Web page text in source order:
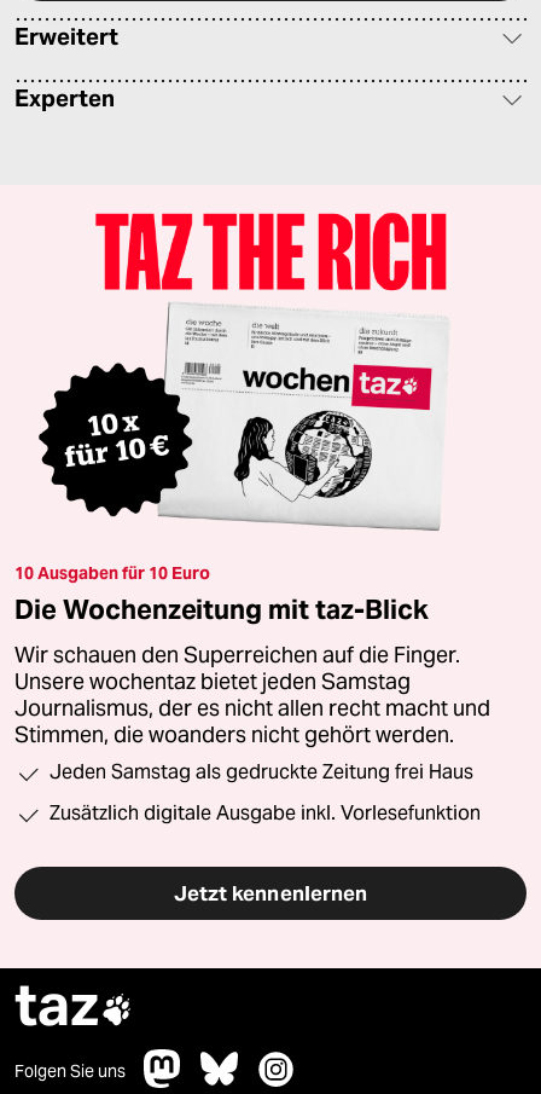
Erweitert
Experten
10 Ausgaben für 10 Euro
Die Wochenzeitung mit taz-Blick
Wir schauen den Superreichen auf die Finger.
Unsere wochentaz bietet jeden Samstag
Journalismus, der es nicht allen recht macht und
Stimmen, die woanders nicht gehört werden.
Jeden Samstag als gedruckte Zeitung frei Haus
Zusätzlich digitale Ausgabe inkl. Vorlesefunktion
Jetzt kennenlernen
taz
Folgen Sie uns